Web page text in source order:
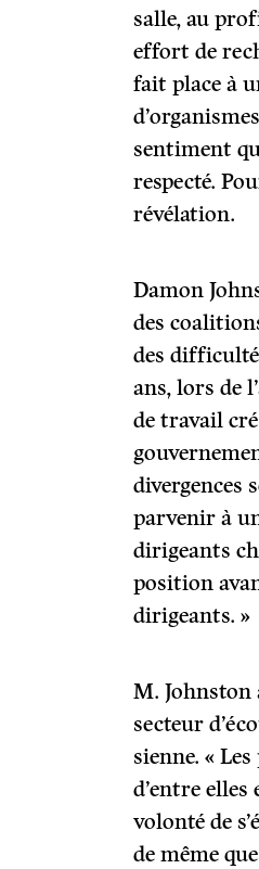
salle, au
effort de
fait place à
sentiment
respecté.
révélation.
Damon
des
des
ans, lors de
de travail
divergences
parvenir à
dirigeants
position
dirigeants. »
M. Johnston
secteur
sienne. «
d’entre
volonté de
de même